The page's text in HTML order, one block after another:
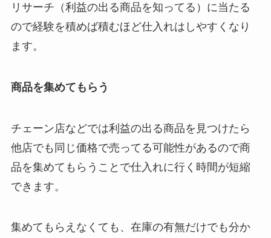
リサーチ（利益の出る商品を知ってる）に当たる
ので経験を積めば積むほど仕入れはしやすくなり
ます。
商品を集めてもらう
チェーン店などでは利益の出る商品を見つけたら
他店でも同じ価格で売ってる可能性があるので商
品を集めてもらうことで仕入れに行く時間が短縮
できます。
集めてもらえなくても、在庫の有無だけでも分か